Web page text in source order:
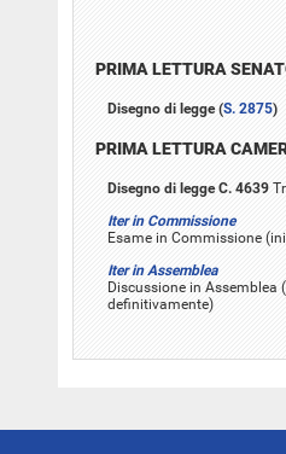
PRIMA LETTURA
Disegno di legge (S. 2875)
PRIMA LETTURA
Disegno di legge C. 4639
Iter in Commissione
Esame in Commissione
Iter in Assemblea
Discussione in
definitivamente)